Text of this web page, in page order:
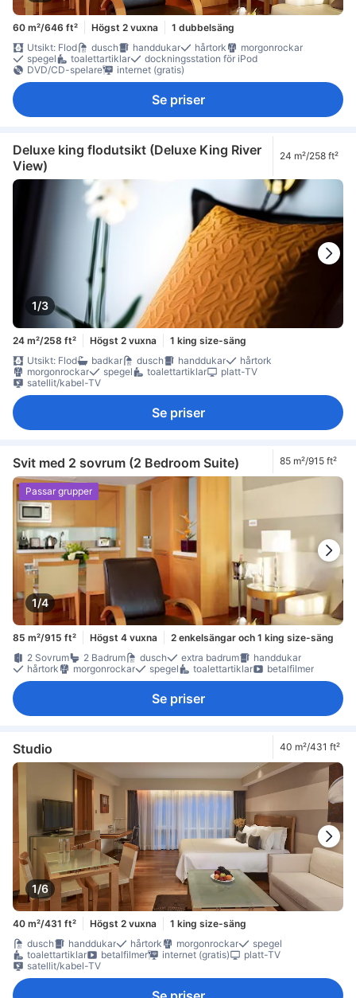
60 m²/646 ft² Högst 2 vuxna
1 dubbelsäng
Utsikt: Flod
dusch handdukar hårtork
morgonrockar
spegel
toalettartiklar
dockningsstation för iPod
DVD/CD-spelare
internet (gratis)
Se priser
Deluxe king flodutsikt (Deluxe King River
View)
24 m²/258 ft²
1/3
24 m²/258 ft² Högst 2 vuxna
1 king size-säng
Utsikt: Flod
badkar dusch handdukar
hårtork
morgonrockar
spegel toalettartiklar
platt-TV
satellit/kabel-TV
Se priser
Svit med 2 sovrum (2 Bedroom Suite) 85 m²/915 ft²
1/4
Passar grupper
85 m²/915 ft² Högst 4 vuxna
2 enkelsängar och 1 king size-säng
2 Sovrum
2 Badrum dusch extra badrum
handdukar
hårtork
morgonrockar spegel toalettartiklar betalfilmer
Se priser
Studio 40 m²/431 ft²
1/6
40 m²/431 ft² Högst 2 vuxna
1 king size-säng
dusch
handdukar hårtork morgonrockar
spegel
toalettartiklar
betalfilmer internet (gratis)
platt-TV
satellit/kabel-TV